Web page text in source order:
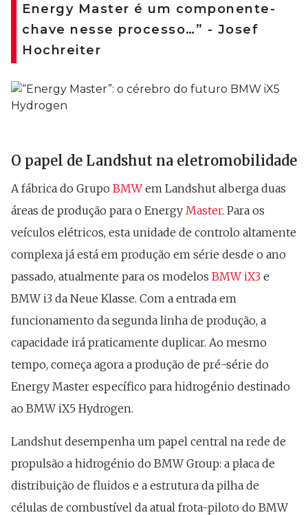
Energy Master é um componente-
chave nesse processo…” - Josef
Hochreiter
O papel de Landshut na eletromobilidade
A fábrica do Grupo BMW em Landshut alberga duas
áreas de produção para o Energy Master. Para os
veículos elétricos, esta unidade de controlo altamente
complexa já está em produção em série desde o ano
passado, atualmente para os modelos BMW iX3 e
BMW i3 da Neue Klasse. Com a entrada em
funcionamento da segunda linha de produção, a
capacidade irá praticamente duplicar. Ao mesmo
tempo, começa agora a produção de pré-série do
Energy Master específico para hidrogénio destinado
ao BMW iX5 Hydrogen.
Landshut desempenha um papel central na rede de
propulsão a hidrogénio do BMW Group: a placa de
distribuição de fluidos e a estrutura da pilha de
células de combustível da atual frota-piloto do BMW